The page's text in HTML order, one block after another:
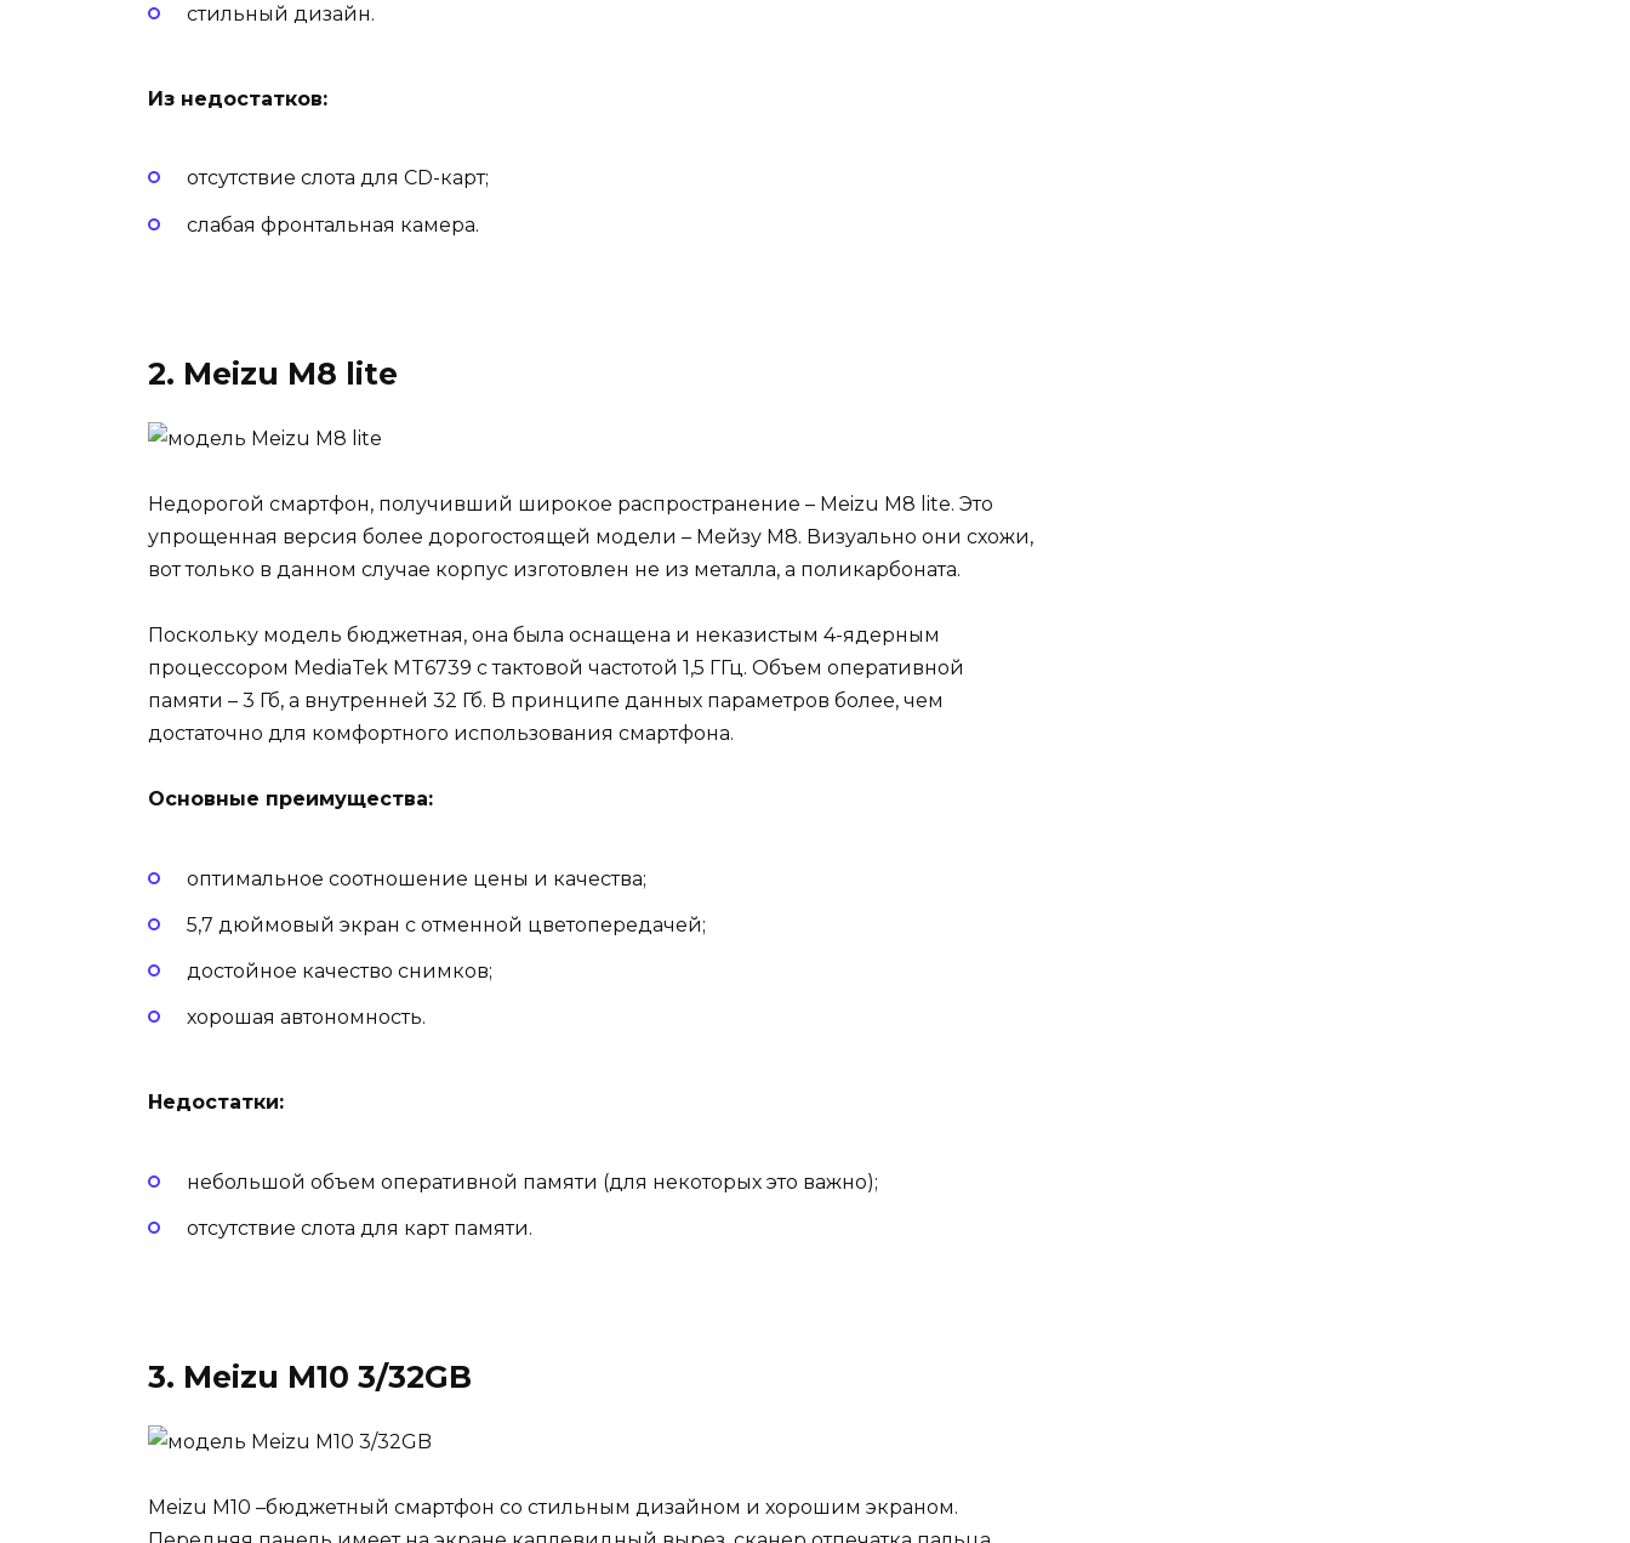
стильный дизайн.
Из недостатков:
отсутствие слота для CD-карт;
слабая фронтальная камера.
2. Meizu M8 lite
Недорогой смартфон, получивший широкое распространение – Meizu M8 lite. Это
упрощенная версия более дорогостоящей модели – Мейзу М8. Визуально они схожи,
вот только в данном случае корпус изготовлен не из металла, а поликарбоната.
Поскольку модель бюджетная, она была оснащена и неказистым 4-ядерным
процессором MediaTek MT6739 с тактовой частотой 1,5 ГГц. Объем оперативной
памяти – 3 Гб, а внутренней 32 Гб. В принципе данных параметров более, чем
достаточно для комфортного использования смартфона.
Основные преимущества:
оптимальное соотношение цены и качества;
5,7 дюймовый экран с отменной цветопередачей;
достойное качество снимков;
хорошая автономность.
Недостатки:
небольшой объем оперативной памяти (для некоторых это важно);
отсутствие слота для карт памяти.
3. Meizu M10 3/32GB
Meizu M10 –бюджетный смартфон со стильным дизайном и хорошим экраном.